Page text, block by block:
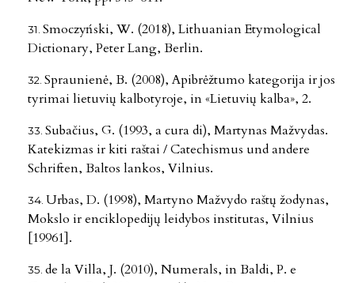
Smoczyński, W. (2018), Lithuanian Etymological
Dictionary, Peter Lang, Berlin.
Spraunienė, B. (2008), Apibrėžtumo kategorija ir jos
tyrimai lietuvių kalbotyroje, in «Lietuvių kalba», 2.
Subačius, G. (1993, a cura di), Martynas Mažvydas.
Katekizmas ir kiti raštai / Catechismus und andere
Schriften, Baltos lankos, Vilnius.
Urbas, D. (1998), Martyno Mažvydo raštų žodynas,
Mokslo ir enciklopedijų leidybos institutas, Vilnius
[19961].
de la Villa, J. (2010), Numerals, in Baldi, P. e